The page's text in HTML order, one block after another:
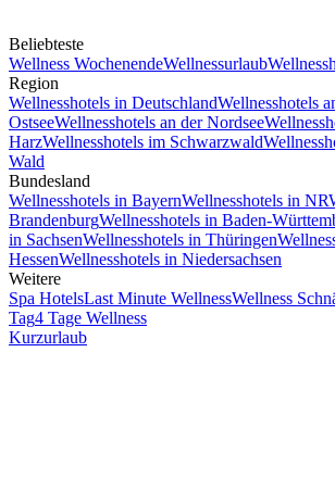
Beliebteste
Wellness WochenendeWellnessurlaub
Region
Wellnesshotels in DeutschlandWellnesshotels
OstseeWellnesshotels an der Nordsee
HarzWellnesshotels im Schwarzwald
Wald
Bundesland
Wellnesshotels in BayernWellnesshotels in
BrandenburgWellnesshotels in Baden-
in SachsenWellnesshotels in Thüringen
HessenWellnesshotels in Niedersachsen
Weitere
Spa HotelsLast Minute WellnessWellness
Tag4 Tage Wellness
Kurzurlaub